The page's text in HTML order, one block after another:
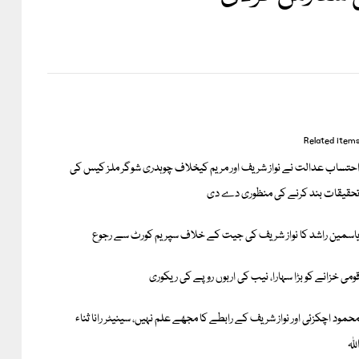
Related items
احتساب عدالت نے نواز شریف اور مریم کیخلاف چوہدری شوگر ملز کیس کی
تحقیقات بند کرنے کی منظوری دے دی
یاسمین راشد کا نواز شریف کی جیت کے خلاف سپریم کورٹ سے رجوع
قومی خزانے کو بڑا سہارا، نیب کی اربوں روپے کی ریکوری
محمود اچکزئی اور نواز شریف کے رابطے کا مجھے علم نہیں، سینیٹر رانا ثناء
اللہ